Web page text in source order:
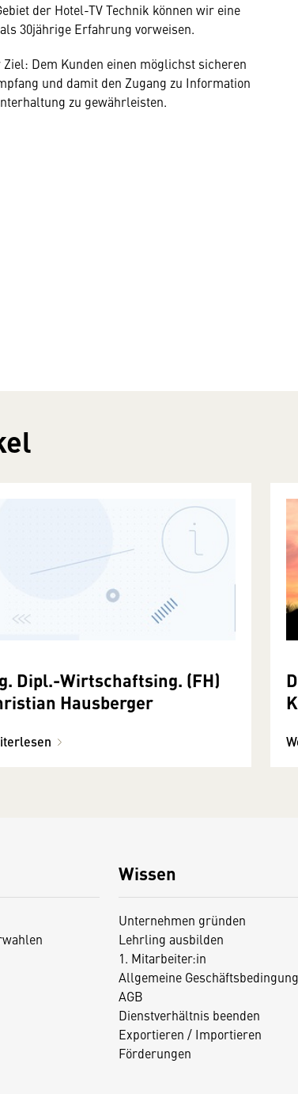
der Hotel-TV Technik können wir eine
30jährige Erfahrung vorweisen.
Ziel: Dem Kunden einen möglichst sicheren
und damit den Zugang zu Information
zu gewährleisten.
Dipl.-Wirtschaftsing. (FH)
Hausberger
Wissen
Unternehmen gründen
Lehrling ausbilden
1. Mitarbeiter:in
Allgemeine
AGB
Dienstverhältnis beenden
Exportieren / Importieren
Förderungen